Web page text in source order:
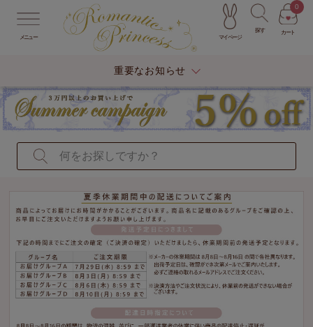
メニュー マイページ
探す カート
0
重要なお知らせ